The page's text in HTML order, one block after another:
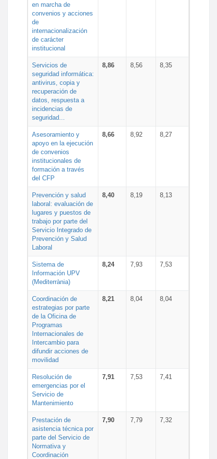
en marcha de
convenios y acciones
de
internacionalización
de carácter
institucional
Servicios de
seguridad informática:
antivirus, copia y
recuperación de
datos, respuesta a
incidencias de
seguridad...
8,86 8,56 8,35
Asesoramiento y
apoyo en la ejecución
de convenios
institucionales de
formación a través
del CFP
8,66 8,92 8,27
Prevención y salud
laboral: evaluación de
lugares y puestos de
trabajo por parte del
Servicio Integrado de
Prevención y Salud
Laboral
8,40 8,19 8,13
Sistema de
Información UPV
(Mediterrània)
8,24 7,93 7,53
Coordinación de
estrategias por parte
de la Oficina de
Programas
Internacionales de
Intercambio para
difundir acciones de
movilidad
8,21 8,04 8,04
Resolución de
emergencias por el
Servicio de
Mantenimiento
7,91 7,53 7,41
Prestación de
asistencia técnica por
parte del Servicio de
Normativa y
Coordinación
7,90 7,79 7,32